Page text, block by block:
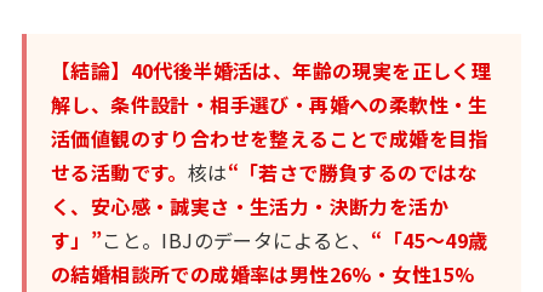
【結論】40代後半婚活は、年齢の現実を正しく理
解し、条件設計・相手選び・再婚への柔軟性・生
活価値観のすり合わせを整えることで成婚を目指
せる活動です。 核は“「若さで勝負するのではな
く、安心感・誠実さ・生活力・決断力を活か
す」”こと。IBJのデータによると、 “「45〜49歳
の結婚相談所での成婚率は男性26%・女性15%